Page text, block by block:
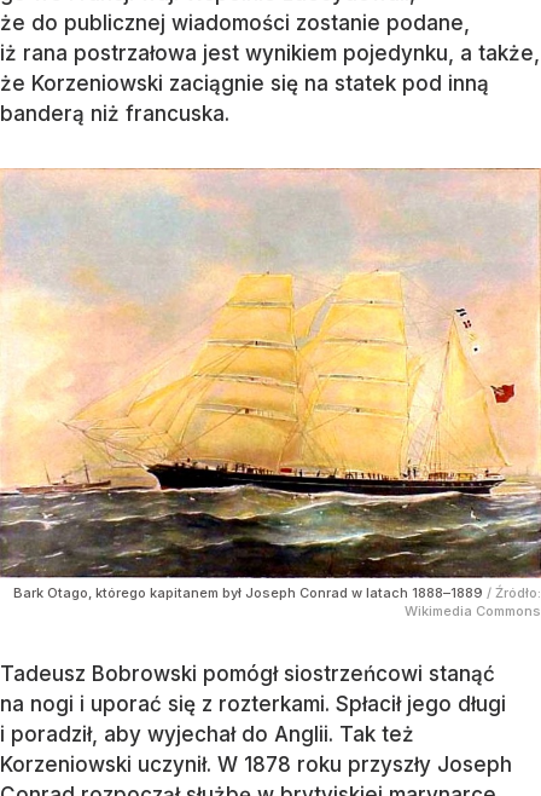
że do publicznej wiadomości zostanie podane,
iż rana postrzałowa jest wynikiem pojedynku, a także,
że Korzeniowski zaciągnie się na statek pod inną
banderą niż francuska.
Bark Otago, którego kapitanem był Joseph Conrad w latach 1888–1889 / Źródło:
Wikimedia Commons
Tadeusz Bobrowski pomógł siostrzeńcowi stanąć
na nogi i uporać się z rozterkami. Spłacił jego długi
i poradził, aby wyjechał do Anglii. Tak też
Korzeniowski uczynił. W 1878 roku przyszły Joseph